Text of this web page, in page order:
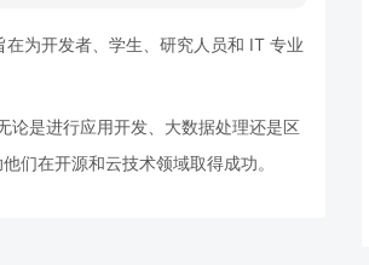
在为开发者、 学生、 研究人员和 IT 专业
论是进行应用开发、 大数据处理还是区
们在开源和云技术领域取得成功。